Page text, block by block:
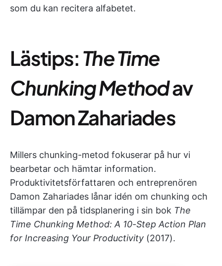
som du kan recitera alfabetet.
Lästips:The Time
Chunking Methodav
Damon Zahariades
Millers chunking-metod fokuserar på hur vi
bearbetar och hämtar information.
Produktivitetsförfattaren och entreprenören
Damon Zahariades lånar idén om chunking och
tillämpar den på tidsplanering i sin bok The
Time Chunking Method: A 10-Step Action Plan
for Increasing Your Productivity (2017).